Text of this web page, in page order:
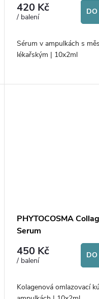
420 Kč
/ balení
Sérum v ampulkách s
lékařským | 10x2ml
PHYTOCOSMA
Serum
450 Kč
/ balení
Kolagenová omlazovací